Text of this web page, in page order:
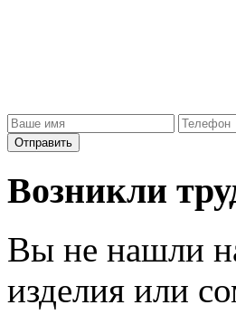
Отправить
Возникли
Вы не нашли
изделия или